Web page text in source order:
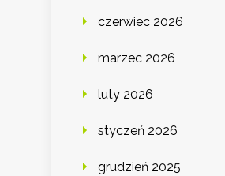
czerwiec 2026
marzec 2026
luty 2026
styczeń 2026
grudzień 2025